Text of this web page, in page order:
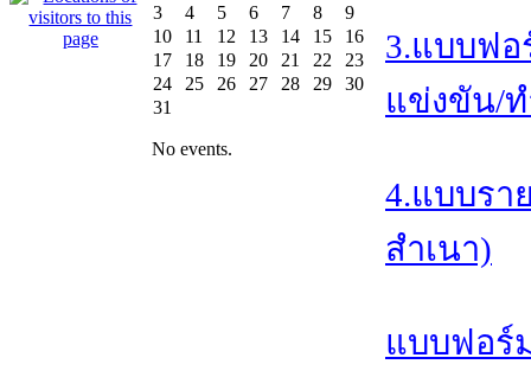
3
4 5 6 7 8
9
10
11 12 13 14 15
16
17
18 19 20 21 22
23
24
25 26 27 28 29
30
31
No events.
3.แบบฟอ
แข่งขัน/
4.แบบรา
สำเนา)
แบบฟอร์